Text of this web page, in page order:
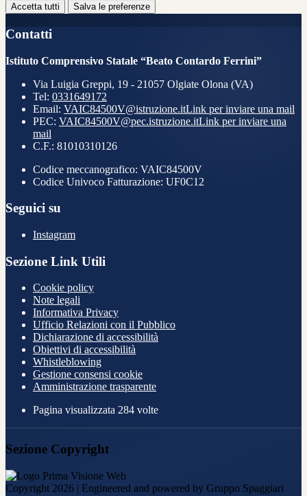
Accetta tutti Salva le preferenze
Contatti
Istituto Comprensivo Statale “Beato Contardo Ferrini”
Via Luigia Greppi, 19 - 21057 Olgiate Olona (VA)
Tel: 0331649172
Email: VAIC84500V@istruzione.itLink per inviare una mail
PEC: VAIC84500V@pec.istruzione.itLink per inviare una
mail
C.F.: 81010310126
Codice meccanografico: VAIC84500V
Codice Univoco Fatturazione: UF0C12
Seguici su
Instagram
Sezione Link Utili
Cookie policy
Note legali
Informativa Privacy
Ufficio Relazioni con il Pubblico
Dichiarazione di accessibilità
Obiettivi di accessibilità
Whistleblowing
Gestione consensi cookie
Amministrazione trasparente
Pagina visualizzata 284 volte
Sezione Copyright
Copyright 2026 | Engineered and powered by Gruppo Spaggiari